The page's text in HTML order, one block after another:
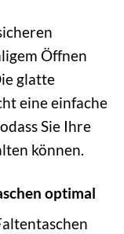
Öffnen
glatte
eine einfache
Sie Ihre
können.
optimal